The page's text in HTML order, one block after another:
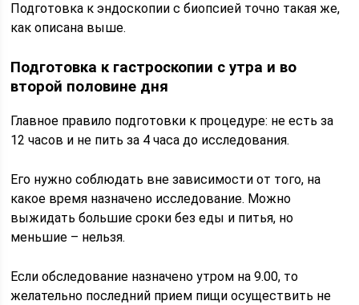
Подготовка к эндоскопии с биопсией точно такая же,
как описана выше.
Подготовка к гастроскопии с утра и во
второй половине дня
Главное правило подготовки к процедуре: не есть за
12 часов и не пить за 4 часа до исследования.
Его нужно соблюдать вне зависимости от того, на
какое время назначено исследование. Можно
выжидать большие сроки без еды и питья, но
меньшие – нельзя.
Если обследование назначено утром на 9.00, то
желательно последний прием пищи осуществить не